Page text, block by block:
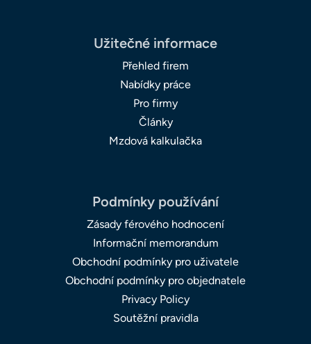
Užitečné informace
Přehled firem
Nabídky práce
Pro firmy
Články
Mzdová kalkulačka
Podmínky používání
Zásady férového hodnocení
Informační memorandum
Obchodní podmínky pro uživatele
Obchodní podmínky pro objednatele
Privacy Policy
Soutěžní pravidla